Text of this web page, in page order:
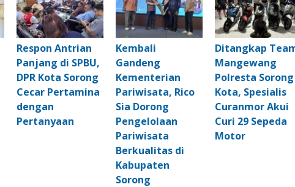
Respon Antrian
Panjang di SPBU,
DPR Kota Sorong
Cecar Pertamina
dengan
Pertanyaan
Kembali
Gandeng
Kementerian
Pariwisata, Rico
Sia Dorong
Pengelolaan
Pariwisata
Berkualitas di
Kabupaten
Sorong
Ditangkap
Mangewang
Polresta Sorong
Kota, Spesialis
Curanmor Akui
Curi 29 Sepeda
Motor